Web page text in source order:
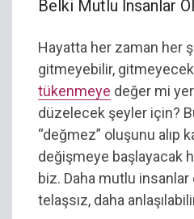
Belki Mutlu İnsanlar
Hayatta her zaman her
gitmeyebilir,
tükenmeye değer mi
düzelecek şeyler için?
“değmez” oluşunu alıp
değişmeye başlayacak
biz. Daha mutlu insanlar
telaşsız, daha